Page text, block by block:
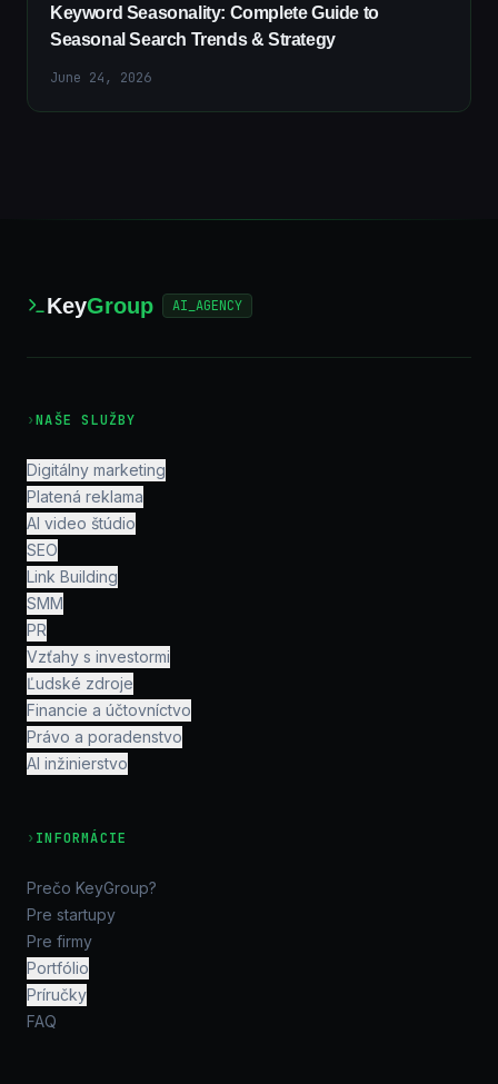
Keyword Seasonality: Complete Guide to
Seasonal Search Trends & Strategy
June 24, 2026
KeyGroup AI_AGENCY
›NAŠE SLUŽBY
Digitálny marketing
Platená reklama
AI video štúdio
SEO
Link Building
SMM
PR
Vzťahy s investormi
Ľudské zdroje
Financie a účtovníctvo
Právo a poradenstvo
AI inžinierstvo
› INFORMÁCIE
Prečo KeyGroup?
Pre startupy
Pre firmy
Portfólio
Príručky
FAQ